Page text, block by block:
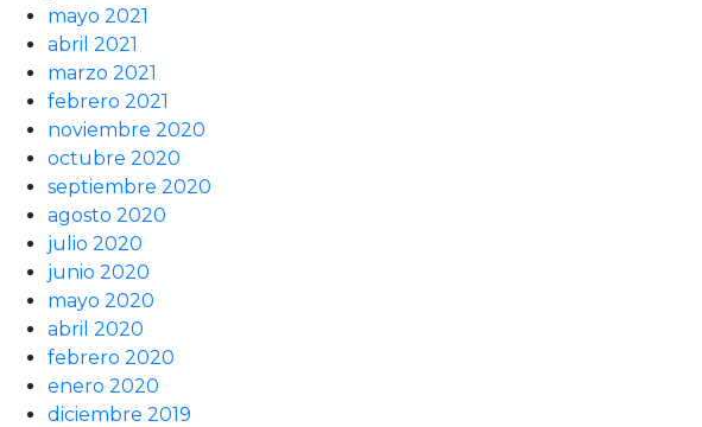
mayo 2021
abril 2021
marzo 2021
febrero 2021
noviembre 2020
octubre 2020
septiembre 2020
agosto 2020
julio 2020
junio 2020
mayo 2020
abril 2020
febrero 2020
enero 2020
diciembre 2019